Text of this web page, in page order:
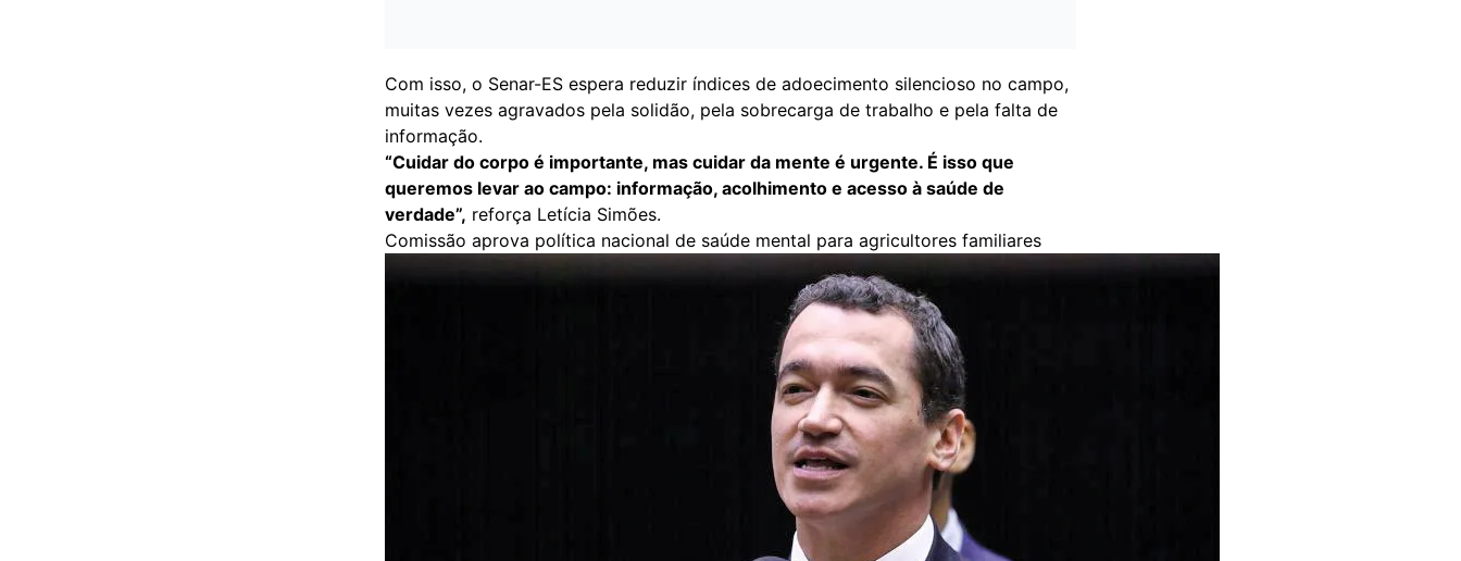
Com isso, o Senar-ES espera reduzir índices de adoecimento silencioso no campo,
muitas vezes agravados pela solidão, pela sobrecarga de trabalho e pela falta de
informação.
“Cuidar do corpo é importante, mas cuidar da mente é urgente. É isso que
queremos levar ao campo: informação, acolhimento e acesso à saúde de
verdade”, reforça Letícia Simões.
Comissão aprova política nacional de saúde mental para agricultores familiares